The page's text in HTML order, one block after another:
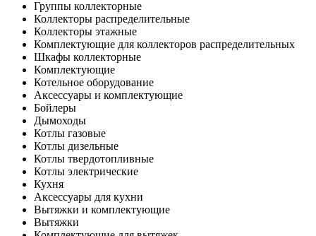
Группы коллекторные
Коллекторы распределительные
Коллекторы этажные
Комплектующие для коллекторов распределительных
Шкафы коллекторные
Комплектующие
Котельное оборудование
Аксессуары и комплектующие
Бойлеры
Дымоходы
Котлы газовые
Котлы дизельные
Котлы твердотопливные
Котлы электрические
Кухня
Аксессуары для кухни
Вытяжки и комплектующие
Вытяжки